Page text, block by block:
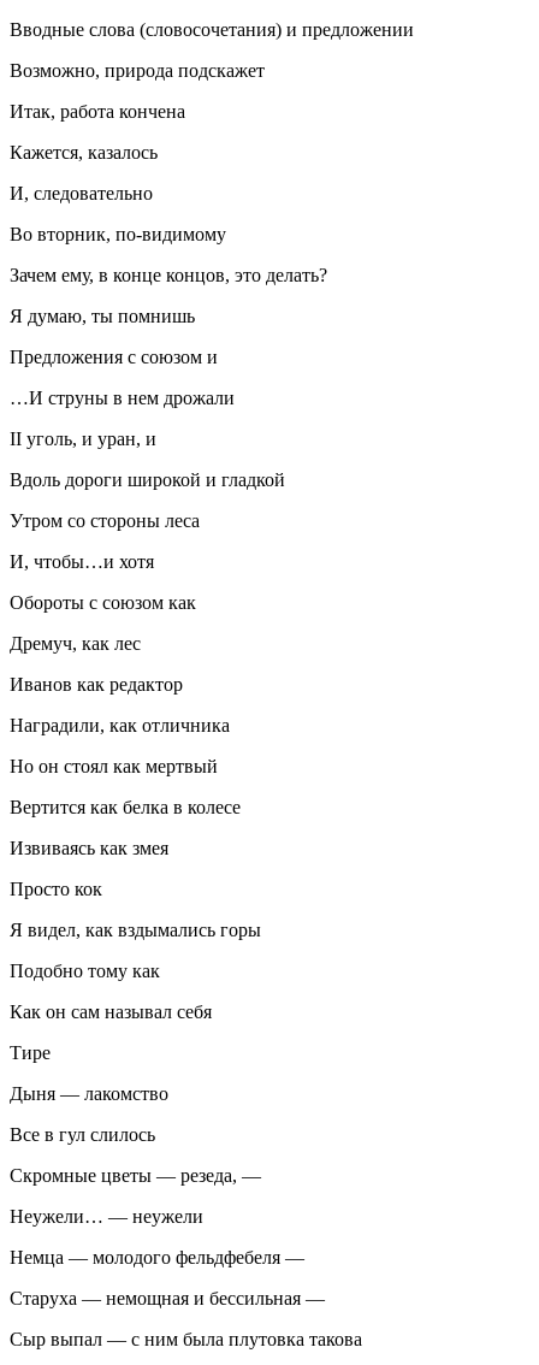
Вводные слова (словосочетания) и предложении
Возможно, природа подскажет
Итак, работа кончена
Кажется, казалось
И, следовательно
Во вторник, по-видимому
Зачем ему, в конце концов, это делать?
Я думаю, ты помнишь
Предложения с союзом и
…И струны в нем дрожали
II уголь, и уран, и
Вдоль дороги широкой и гладкой
Утром со стороны леса
И, чтобы…и хотя
Обороты с союзом как
Дремуч, как лес
Иванов как редактор
Наградили, как отличника
Но он стоял как мертвый
Вертится как белка в колесе
Извиваясь как змея
Просто кок
Я видел, как вздымались горы
Подобно тому как
Как он сам называл себя
Тире
Дыня — лакомство
Все в гул слилось
Скромные цветы — резеда, —
Неужели… — неужели
Немца — молодого фельдфебеля —
Старуха — немощная и бессильная —
Сыр выпал — с ним была плутовка такова